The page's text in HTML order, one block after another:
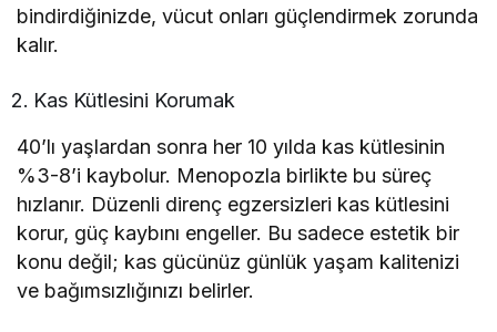
bindirdiğinizde, vücut onları güçlendirmek zorunda
kalır.
Kas Kütlesini Korumak
40’lı yaşlardan sonra her 10 yılda kas kütlesinin
%3-8’i kaybolur. Menopozla birlikte bu süreç
hızlanır. Düzenli direnç egzersizleri kas kütlesini
korur, güç kaybını engeller. Bu sadece estetik bir
konu değil; kas gücünüz günlük yaşam kalitenizi
ve bağımsızlığınızı belirler.